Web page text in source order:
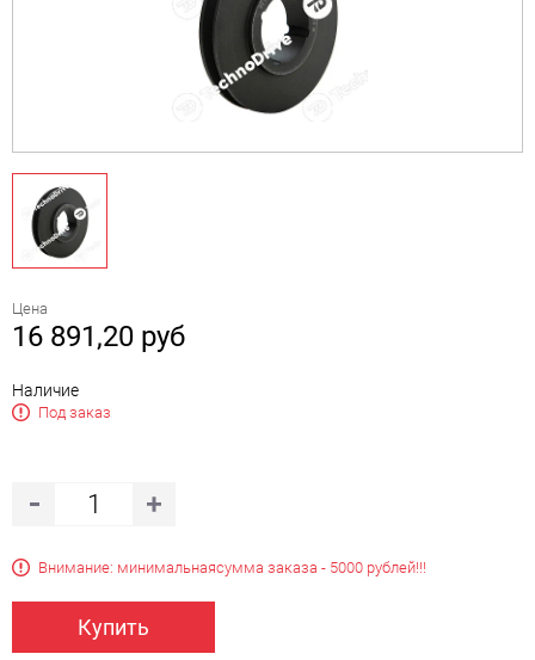
Цена
16 891,20 руб
Наличие
Под заказ
Внимание: минимальнаясумма заказа - 5000 рублей!!!
Купить